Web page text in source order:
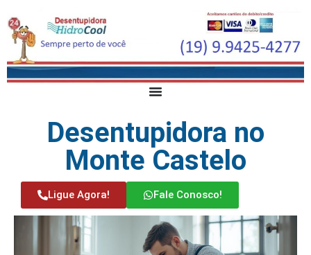
Desentupidora no
Monte Castelo
Ligue Agora! Fale Conosco!